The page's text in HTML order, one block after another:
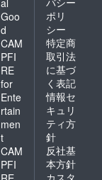
Goo
d
CAM
PFI
RE
for
Ente
rtain
men
t
CAM
PFI
ポリ
シー
特定商
取引法
に基づ
く表記
情報セ
キュリ
ティ方
針
反社基
本方針
カスタ